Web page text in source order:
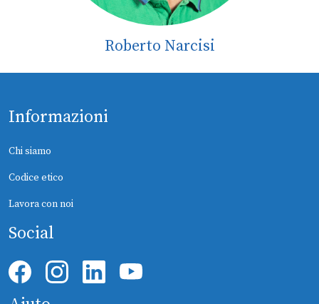
Roberto Narcisi
Informazioni
Chi siamo
Codice etico
Lavora con noi
Social